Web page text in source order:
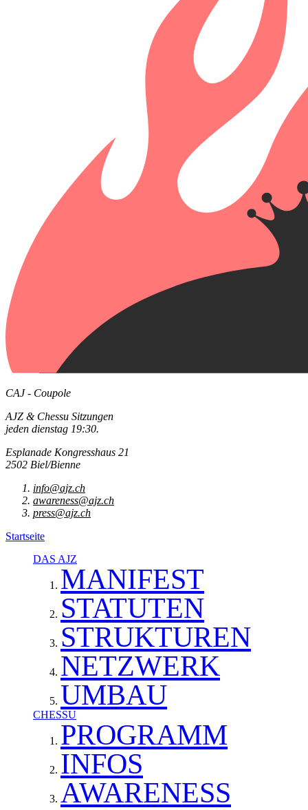
CAJ - Coupole
AJZ & Chessu Sitzungen
jeden dienstag 19:30.
Esplanade Kongresshaus 21
2502 Biel/Bienne
info@ajz.ch
awareness@ajz.ch
press@ajz.ch
Startseite
DAS AJZ
MANIFEST
STATUTEN
STRUKTUREN
NETZWERK
UMBAU
CHESSU
PROGRAMM
INFOS
AWARENESS